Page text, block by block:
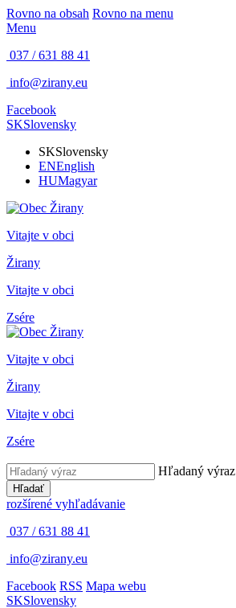
Rovno na obsah Rovno na menu
Menu
037 / 631 88 41
info@zirany.eu
Facebook
SKSlovensky
SKSlovensky
ENEnglish
HUMagyar
Vitajte v obci
Žirany
Vitajte v obci
Zsére
Vitajte v obci
Žirany
Vitajte v obci
Zsére
Hľadaný výraz
Hľadať
rozšírené vyhľadávanie
037 / 631 88 41
info@zirany.eu
Facebook RSS Mapa webu
SKSlovensky